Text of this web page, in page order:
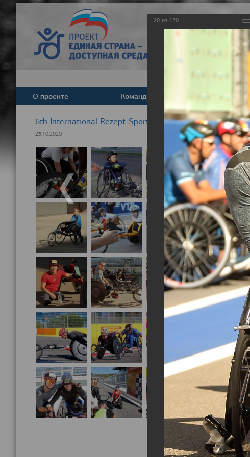
О проекте Команда Новости
6th International Rezept-Sport Wheelchair Half Marathon
23.10.2020
20 из 120